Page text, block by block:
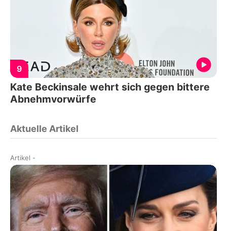
9
Kate Beckinsale wehrt sich gegen bittere
Abnehmvorwürfe
Aktuelle Artikel
Artikel -